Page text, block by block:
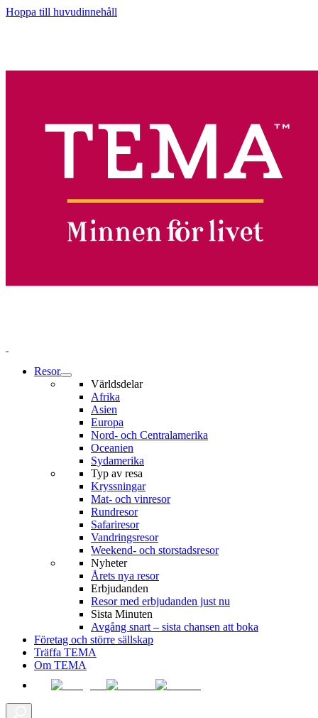
Hoppa till huvudinnehåll
Resor
Världsdelar
Afrika
Asien
Europa
Nord- och Centralamerika
Oceanien
Sydamerika
Typ av resa
Kryssningar
Mat- och vinresor
Rundresor
Safariresor
Vandringsresor
Weekend- och storstadsresor
Nyheter
Årets nya resor
Erbjudanden
Resor med erbjudanden just nu
Sista Minuten
Avgång snart – sista chansen att boka
Företag och större sällskap
Träffa TEMA
Om TEMA